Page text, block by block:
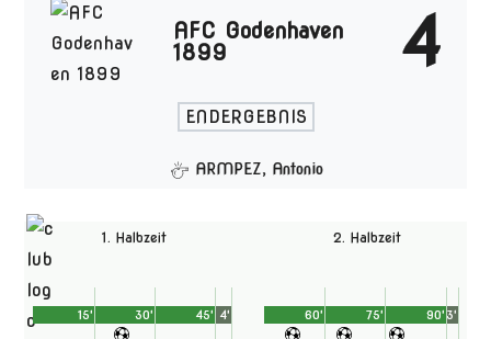
AFC Godenhaven
1899
4
ENDERGEBNIS
ARMPEZ, Antonio
1. Halbzeit
45'
15' 30' 4'
2. Halbzeit
90'
60' 75' 3'